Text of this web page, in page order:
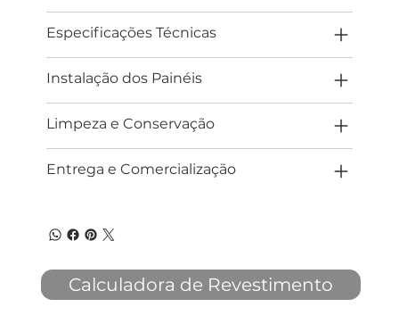
Especificações Técnicas
Instalação dos Painéis
Limpeza e Conservação
Entrega e Comercialização
Calculadora de Revestimento